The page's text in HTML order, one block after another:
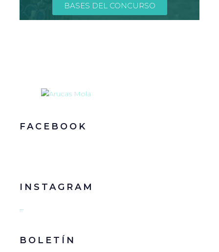
BASES DEL CONCURSO
FACEBOOK
INSTAGRAM
…
BOLETÍN